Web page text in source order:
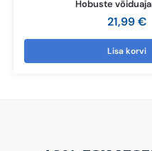
Hobuste
21,99€
Lisa korvi